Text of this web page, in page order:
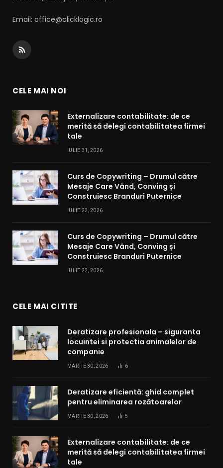
Email: office@clicklogic.ro
RSS
CELE MAI NOI
Externalizare contabilitate: de ce
merită să delegi contabilitatea firmei
tale
IULIE 31, 2026
Curs de Copywriting – Drumul către
Mesaje Care Vând, Conving și
Construiesc Branduri Puternice
IULIE 22, 2026
Curs de Copywriting – Drumul către
Mesaje Care Vând, Conving și
Construiesc Branduri Puternice
IULIE 22, 2026
CELE MAI CITITE
Deratizare profesionala – siguranta
locuintei si protectia animalelor de
companie
MARTIE 30, 2026 6
Deratizare eficientă: ghid complet
pentru eliminarea rozătoarelor
MARTIE 30, 2026 5
Externalizare contabilitate: de ce
merită să delegi contabilitatea firmei
tale